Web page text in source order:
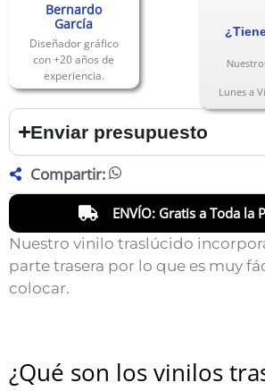
Bernardo
García
Diseñador gráfico
con +20 años de
experiencia.
Lunes a
Enviar presupuesto
Compartir:
ENVÍO: Gratis a Toda la
Nuestro vinilo traslúcido
parte trasera por lo que es muy
colocar.
¿Qué son los vinilos